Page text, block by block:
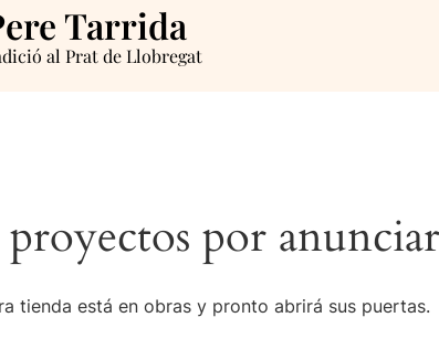
Tarrida
al Prat de Llobregat
por anunciar
tienda está en obras y pronto abrirá sus puertas.